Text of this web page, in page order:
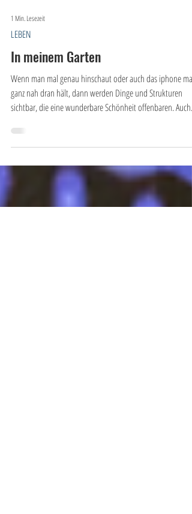
1 Min. Lesezeit
LEBEN
Wenn man mal genau hinschaut oder auch das iphone mal
sichtbar, die eine wunderbare Schönheit offenbaren. Auch
wenn es manchmal etwas "eklig" ist …